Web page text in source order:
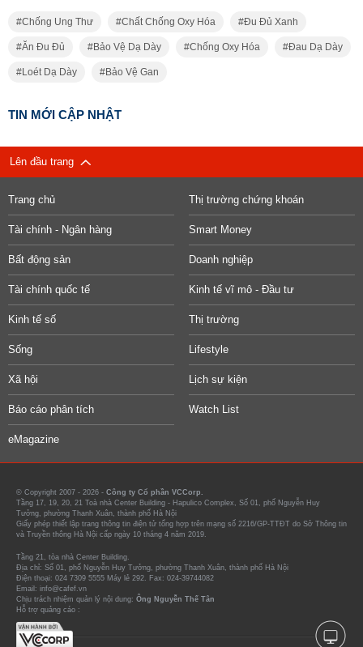
Chống Ung Thư Chất Chống Oxy Hóa Đu Đủ Xanh
Ăn Đu Đủ Bảo Vệ Dạ Dày Chống Oxy Hóa Đau Dạ Dày
Loét Dạ Dày Bảo Vệ Gan
TIN MỚI CẬP NHẬT
Lên đầu trang
Trang chủ Thị trường chứng khoán
Tài chính - Ngân hàng Smart Money
Bất động sản Doanh nghiệp
Tài chính quốc tế Kinh tế vĩ mô - Đầu tư
Kinh tế số Thị trường
Sống Lifestyle
Xã hội Lịch sự kiện
Báo cáo phân tích Watch List
eMagazine
© Copyright 2007 - 2026 - Công ty Cổ phần VCCorp.
Tầng 17, 19, 20, 21 Toà nhà Center Building - Hapulico Complex, Số 01, phố Nguyễn Huy
Tưởng, phường Thanh Xuân, thành phố Hà Nội
Giấy phép thiết lập trang thông tin điện tử tổng hợp trên mạng số 2216/GP-TTĐT do Sở Thông tin
và Truyền thông Hà Nội cấp ngày 10 tháng 4 năm 2019.
Tầng 21, tòa nhà Center Building.
Địa chỉ: Số 01, phố Nguyễn Huy Tưởng, phường Thanh Xuân, thành phố Hà Nội
Điện thoại: 024 7309 5555 Máy lẻ 292. Fax: 024-39744082
Email: info@cafef.vn
Chịu trách nhiệm quản lý nội dung: Ông Nguyễn Thế Tân
Hỗ trợ quảng cáo :